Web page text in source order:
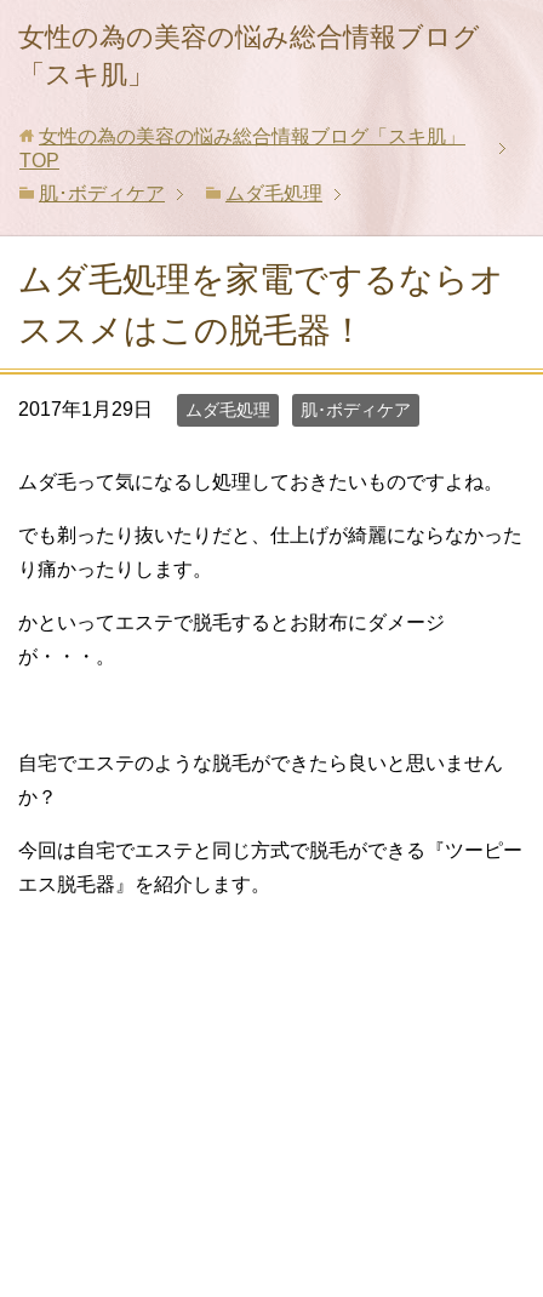
女性の為の美容の悩み総合情報ブログ
「スキ肌」
女性の為の美容の悩み総合情報ブログ「スキ肌」
TOP
肌･ボディケア
ムダ毛処理
ムダ毛処理を家電でするならオ
ススメはこの脱毛器！
2017年1月29日 ムダ毛処理 肌･ボディケア
ムダ毛って気になるし処理しておきたいものですよね。
でも剃ったり抜いたりだと、仕上げが綺麗にならなかった
り痛かったりします。
かといってエステで脱毛するとお財布にダメージ
が・・・。
自宅でエステのような脱毛ができたら良いと思いません
か？
今回は自宅でエステと同じ方式で脱毛ができる『ツーピー
エス脱毛器』を紹介します。